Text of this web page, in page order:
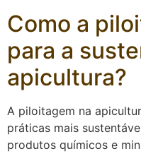
Como a
para a
apicultura?
A piloitagem na
práticas mais
produtos químicos e